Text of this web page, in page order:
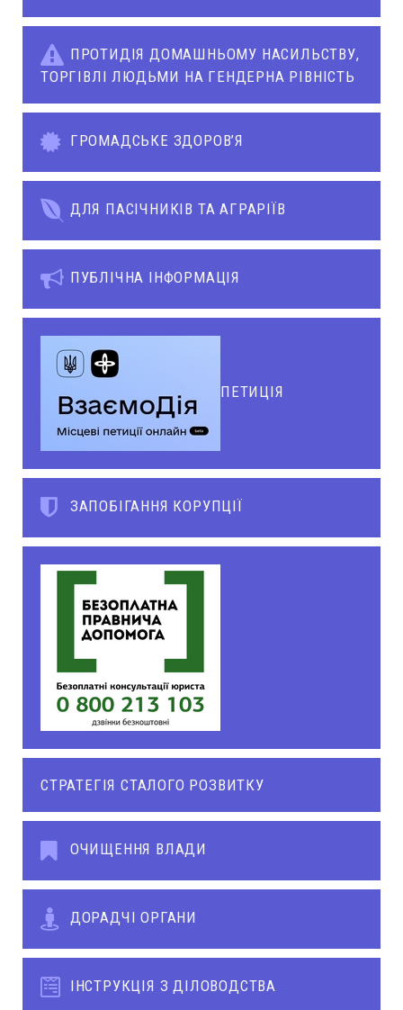
ПРОТИДІЯ ДОМАШНЬОМУ НАСИЛЬСТВУ,
ТОРГІВЛІ ЛЮДЬМИ НА ГЕНДЕРНА РІВНІСТЬ
ГРОМАДСЬКЕ ЗДОРОВ’Я
ДЛЯ ПАСІЧНИКІВ ТА АГРАРІЇВ
ПУБЛІЧНА ІНФОРМАЦІЯ
ПЕТИЦІЯ
ЗАПОБІГАННЯ КОРУПЦІЇ
СТРАТЕГІЯ СТАЛОГО РОЗВИТКУ
ОЧИЩЕННЯ ВЛАДИ
ДОРАДЧІ ОРГАНИ
ІНСТРУКЦІЯ З ДІЛОВОДСТВА